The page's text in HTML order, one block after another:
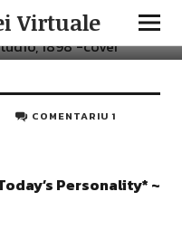
Virtuale
COMENTARIU 1
Personality* ~